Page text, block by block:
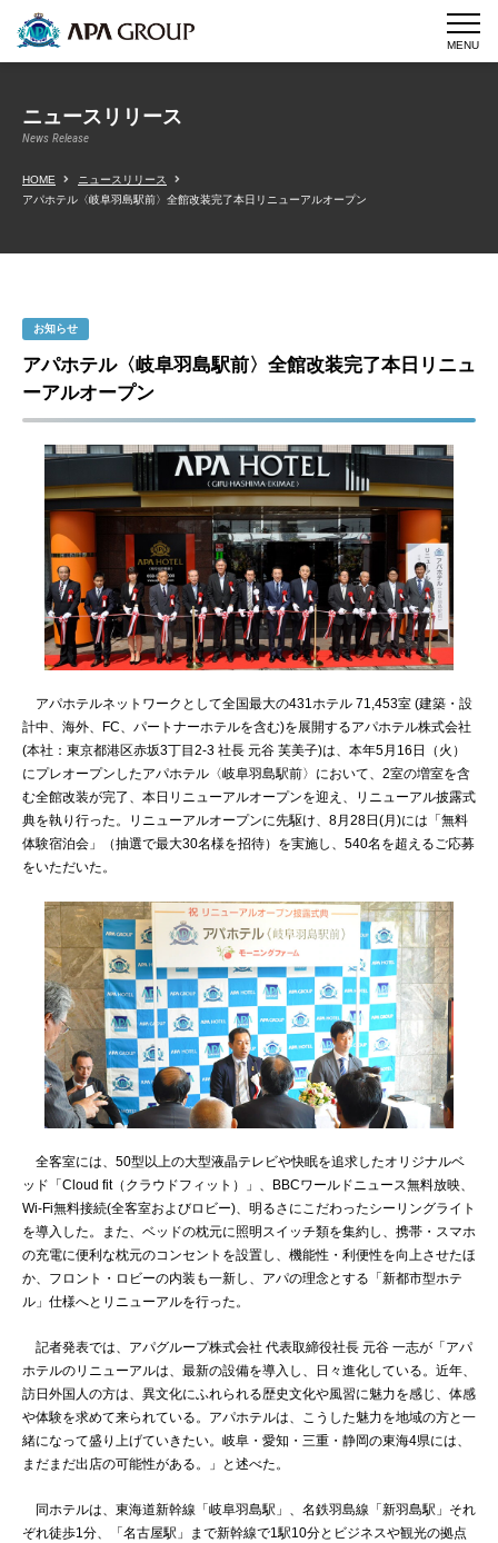
MENU
ニュースリリース
News Release
HOME
ニュースリリース
アパホテル〈岐阜羽島駅前〉全館改装完了本日リニューアルオープン
お知らせ
アパホテル〈岐阜羽島駅前〉全館改装完了本日リニュ
ーアルオープン
アパホテルネットワークとして全国最大の431ホテル 71,453室 (建築・設
計中、海外、FC、パートナーホテルを含む)を展開するアパホテル株式会社
(本社：東京都港区赤坂3丁目2-3 社長 元谷 芙美子)は、本年5月16日（火）
にプレオープンしたアパホテル〈岐阜羽島駅前〉において、2室の増室を含
む全館改装が完了、本日リニューアルオープンを迎え、リニューアル披露式
典を執り行った。リニューアルオープンに先駆け、8月28日(月)には「無料
体験宿泊会」（抽選で最大30名様を招待）を実施し、540名を超えるご応募
をいただいた。
全客室には、50型以上の大型液晶テレビや快眠を追求したオリジナルベ
ッド「Cloud fit（クラウドフィット）」、BBCワールドニュース無料放映、
Wi-Fi無料接続(全客室およびロビー)、明るさにこだわったシーリングライト
を導入した。また、ベッドの枕元に照明スイッチ類を集約し、携帯・スマホ
の充電に便利な枕元のコンセントを設置し、機能性・利便性を向上させたほ
か、フロント・ロビーの内装も一新し、アパの理念とする「新都市型ホテ
ル」仕様へとリニューアルを行った。
記者発表では、アパグループ株式会社 代表取締役社長 元谷 一志が「アパ
ホテルのリニューアルは、最新の設備を導入し、日々進化している。近年、
訪日外国人の方は、異文化にふれられる歴史文化や風習に魅力を感じ、体感
や体験を求めて来られている。アパホテルは、こうした魅力を地域の方と一
緒になって盛り上げていきたい。岐阜・愛知・三重・静岡の東海4県には、
まだまだ出店の可能性がある。」と述べた。
同ホテルは、東海道新幹線「岐阜羽島駅」、名鉄羽島線「新羽島駅」それ
ぞれ徒歩1分、「名古屋駅」まで新幹線で1駅10分とビジネスや観光の拠点